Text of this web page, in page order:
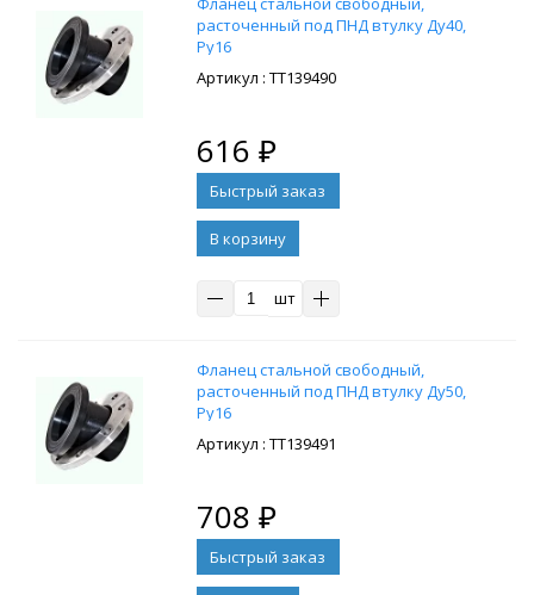
расточенный под ПНД втулку Ду40,
Ру16
: ТТ139490
616 ₽
В корзину
шт
Фланец стальной свободный,
расточенный под ПНД втулку Ду50,
Ру16
: ТТ139491
708 ₽